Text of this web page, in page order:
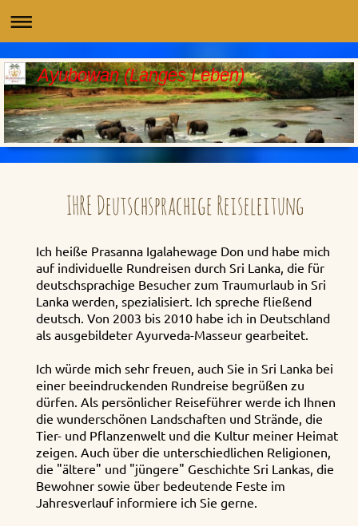
Ayubowan (Langes Leben)
IHRE Deutschsprachige Reiseleitung
Ich heiße Prasanna Igalahewage Don und habe mich
auf individuelle Rundreisen durch Sri Lanka , die für
deutschsprachige Besucher zum Traumurlaub in Sri
Lanka werden, spezialisiert. Ich spreche fließend
deutsch. Von 2003 bis 2010 habe ich in Deutschland
als ausgebildeter Ayurveda-Masseur gearbeitet.
Ich würde mich sehr freuen, auch Sie in Sri Lanka bei
einer beeindruckenden Rundreise begrüßen zu
dürfen. Als persönlicher Reiseführer werde ich Ihnen
die wunderschönen Landschaften und Strände, die
Tier- und Pflanzenwelt und die Kultur meiner Heimat
zeigen. Auch über die unterschiedlichen Religionen,
die "ältere" und "jüngere" Geschichte Sri Lankas, die
Bewohner sowie über bedeutende Feste im
Jahresverlauf informiere ich Sie gerne.